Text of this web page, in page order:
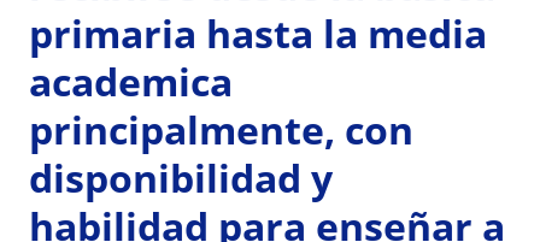
primaria hasta la media
academica
principalmente, con
disponibilidad y
habilidad para enseñar a